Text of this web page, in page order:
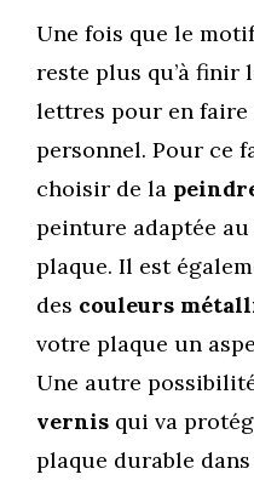
Une fois que le
reste plus qu’à finir
lettres pour en
personnel. Pour ce
choisir de la
peinture adaptée
plaque. Il est
des couleurs
votre plaque un
Une autre
vernis qui va
plaque durable